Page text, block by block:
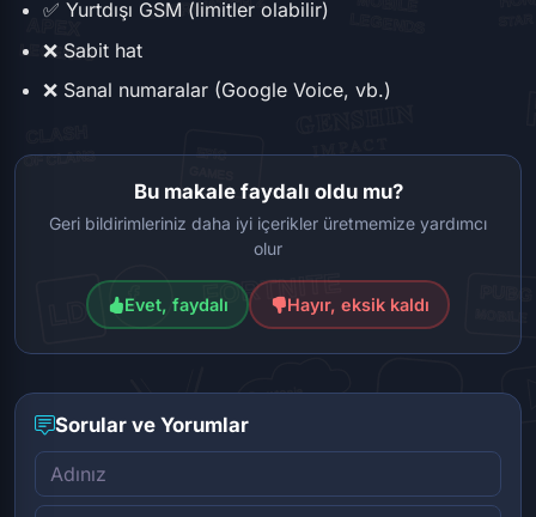
✅ Yurtdışı GSM (limitler olabilir)
❌ Sabit hat
❌ Sanal numaralar (Google Voice, vb.)
Bu makale faydalı oldu mu?
Geri bildirimleriniz daha iyi içerikler üretmemize yardımcı
olur
Evet, faydalı Hayır, eksik kaldı
Sorular ve Yorumlar